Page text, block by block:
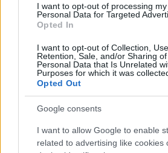
I want to opt-out of processing my
Personal Data for Targeted
Opted In
I want to opt-out of Collection, Use,
Retention, Sale, and/or Sharing
Personal Data that Is Unrelated
Purposes for which it was
Opted Out
Google consents
I want to allow Google to enable
related to advertising like cookies
Το σμαραγδένιο νησί του Ιονίου
παραλίες, ένα ενυδρείο, κάστρα,
σκάφη με γυάλινο πυθμένα κι ένα